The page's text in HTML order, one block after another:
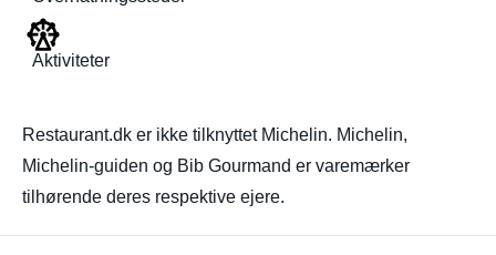
Aktiviteter
Restaurant.dk er ikke tilknyttet Michelin. Michelin,
Michelin-guiden og Bib Gourmand er varemærker
tilhørende deres respektive ejere.